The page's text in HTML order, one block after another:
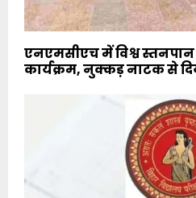
एनएमसीएच में विश्व
कार्यक्रम, नुक्कड़ नाटक से